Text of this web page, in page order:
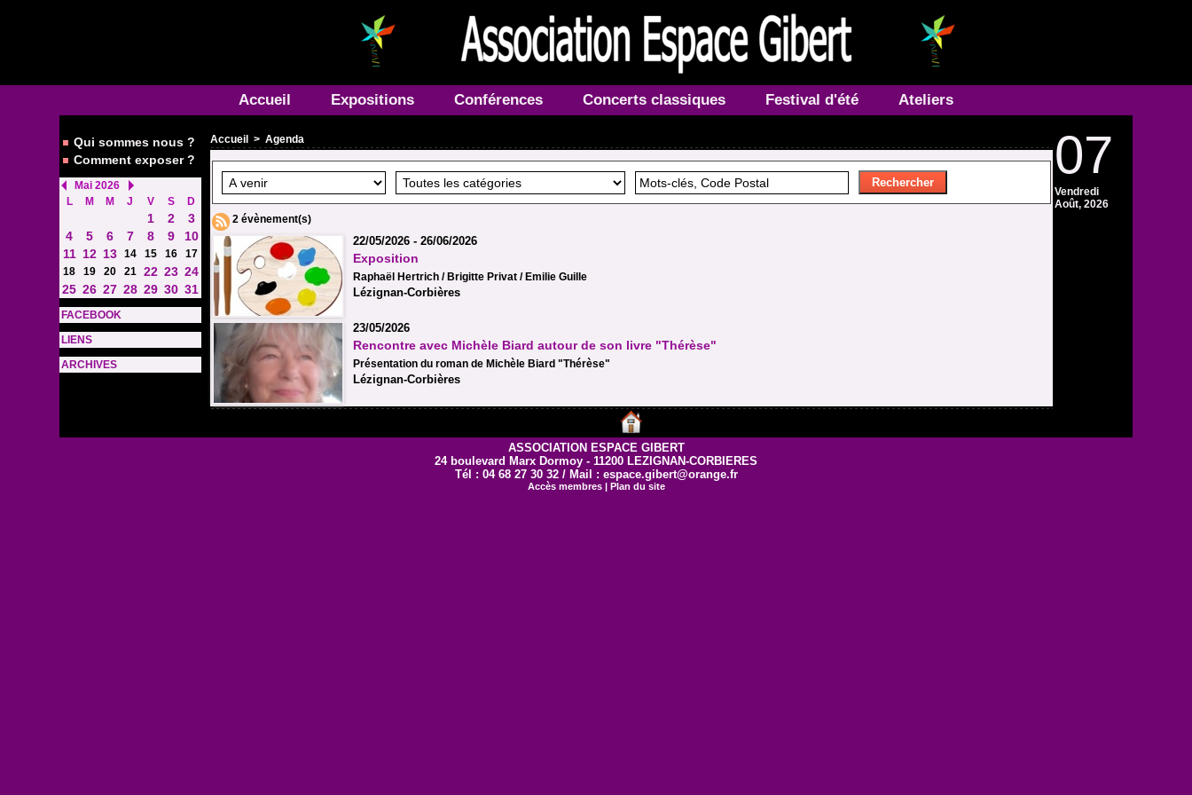
Accueil Expositions Conférences Concerts classiques Festival d'été Ateliers
Qui sommes nous ?
Comment exposer ?
Mai 2026
L
M M J V S D
1 2
3
4
5 6 7 8 9
10
11 12 13 14 15 16
17
18
19 20 21 22 23 24
25 26 27 28 29 30 31
FACEBOOK
LIENS
ARCHIVES
Accueil > Agenda
2 évènement(s)
22/05/2026 - 26/06/2026
Exposition
Raphaël Hertrich / Brigitte Privat / Emilie Guille
Lézignan-Corbières
23/05/2026
Rencontre avec Michèle Biard autour de son livre "Thérèse"
Présentation du roman de Michèle Biard "Thérèse"
Lézignan-Corbières
07
Vendredi
Août, 2026
ASSOCIATION ESPACE GIBERT
24 boulevard Marx Dormoy - 11200 LEZIGNAN-CORBIERES
Tél : 04 68 27 30 32 / Mail : espace.gibert@orange.fr
Accès membres | Plan du site